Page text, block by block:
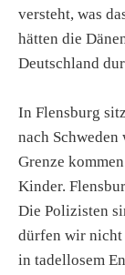
versteht, was
hätten die
Deutschland
In Flensburg
nach
Grenze
Kinder.
Die Polizisten
dürfen wir nicht
in tadellosem